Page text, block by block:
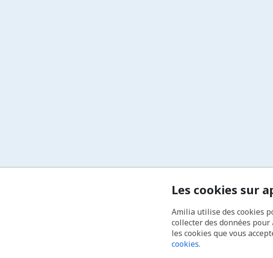
Les cookies sur
Amilia utilise des cookies
collecter des données
les cookies que vous
cookies.